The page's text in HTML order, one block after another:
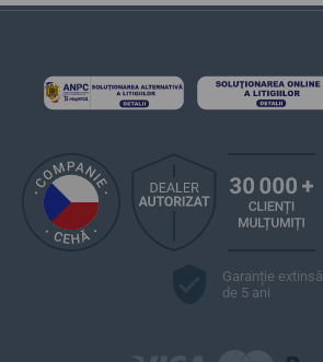
Garanție extinsă
de 5 ani